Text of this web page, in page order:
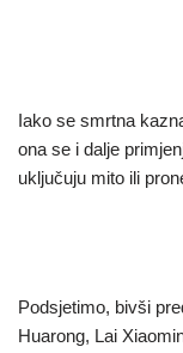
Iako se smrtna
ona se i dalje
uključuju mito ili
Podsjetimo, bivši
Huarong, Lai